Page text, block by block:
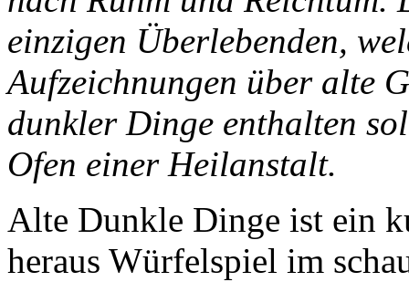
einzigen Überlebenden,
Aufzeichnungen über alte
dunkler Dinge enthalten
Ofen einer Heilanstalt.
Alte Dunkle Dinge ist ein
heraus Würfelspiel im